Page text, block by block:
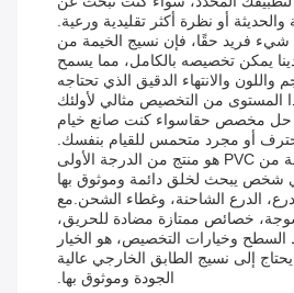
والحديثة أو نظرة أكثر تقليدية ورعية.
شيء فريد حقًا، فإن نسيج الخيمة من
يمكن تخصيصه بالكامل، مما يسمح
واللون والانتهاء الدقيق الذي تحتاجه
من التخصيص مثالي لأولئك
حل مخصص حقاسواء كنت صانع خيام
أو مجرد متحمس للقيام بنفسك.
باختصار، نسيج الخيمة من PVC هو منتج من الدرجة الأولى
شخص يبحث لخلق دائمة وموثوق بها
الدرع الشاحنة، وغطاء الشحن.مع
خصائص ممتازة مضادة للحريق،
وخيارات التخصيص، هو الخيار
إلى نسيج الطابق الخارجي عالية
الجودة وموثوق بها.